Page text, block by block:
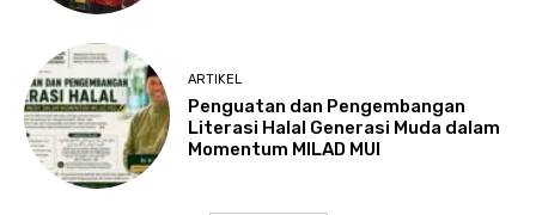
ARTIKEL
Penguatan dan Pengembangan
Literasi Halal Generasi Muda dalam
Momentum MILAD MUI